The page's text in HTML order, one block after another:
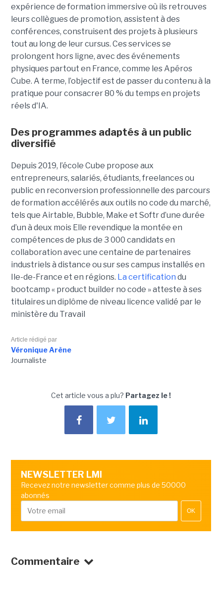
expérience de formation immersive où ils retrouves
leurs collègues de promotion, assistent à des
conférences, construisent des projets à plusieurs
tout au long de leur cursus. Ces services se
prolongent hors ligne, avec des événements
physiques partout en France, comme les Apéros
Cube. A terme, l’objectif est de passer du contenu à la
pratique pour consacrer 80 % du temps en projets
réels d'IA.
Des programmes adaptés à un public
diversifié
Depuis 2019, l’école Cube propose aux
entrepreneurs, salariés, étudiants, freelances ou
public en reconversion professionnelle des parcours
de formation accélérés aux outils no code du marché,
tels que Airtable, Bubble, Make et Softr d’une durée
d’un à deux mois Elle revendique la montée en
compétences de plus de 3 000 candidats en
collaboration avec une centaine de partenaires
industriels à distance ou sur ses campus installés en
Ile-de-France et en régions. La certification du
bootcamp « product builder no code » atteste à ses
titulaires un diplôme de niveau licence validé par le
ministère du Travail
Article rédigé par
Véronique Arène
Journaliste
Cet article vous a plu? Partagez le !
NEWSLETTER LMI
Recevez notre newsletter comme plus de 50000
abonnés
OK
Commentaire